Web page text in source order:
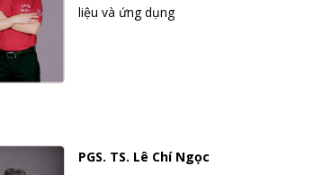
liệu và ứng dụng
PGS. TS. Lê Chí Ngọc